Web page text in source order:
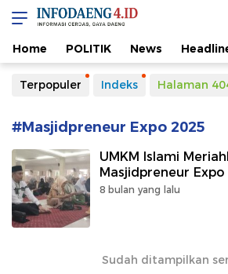
Home POLITIK News
Terpopuler Indeks Halaman
#Masjidpreneur Expo 2025
UMKM Islami
Masjidpreneur Expo
8 bulan yang lalu
Sudah ditampilkan